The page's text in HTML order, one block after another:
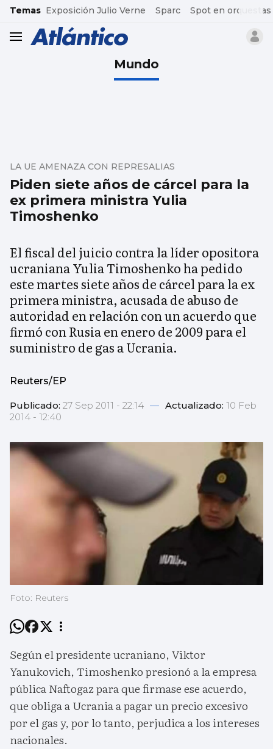
common.go-to-content
Temas Exposición Julio Verne Sparc Spot en orquestas
header.menu.open
Mundo
Piden siete años de cárcel para la
ex primera ministra Yulia
Timoshenko
LA UE AMENAZA CON REPRESALIAS
El fiscal del juicio contra la líder opositora
ucraniana Yulia Timoshenko ha pedido
este martes siete años de cárcel para la ex
primera ministra, acusada de abuso de
autoridad en relación con un acuerdo que
firmó con Rusia en enero de 2009 para el
suministro de gas a Ucrania.
Reuters/EP
Publicado: 27 Sep 2011 - 22:14 — Actualizado: 10 Feb
2014 - 12:40
Foto: Reuters
Según el presidente ucraniano, Viktor
Yanukovich, Timoshenko presionó a la empresa
pública Naftogaz para que firmase ese acuerdo,
que obliga a Ucrania a pagar un precio excesivo
por el gas y, por lo tanto, perjudica a los intereses
nacionales.